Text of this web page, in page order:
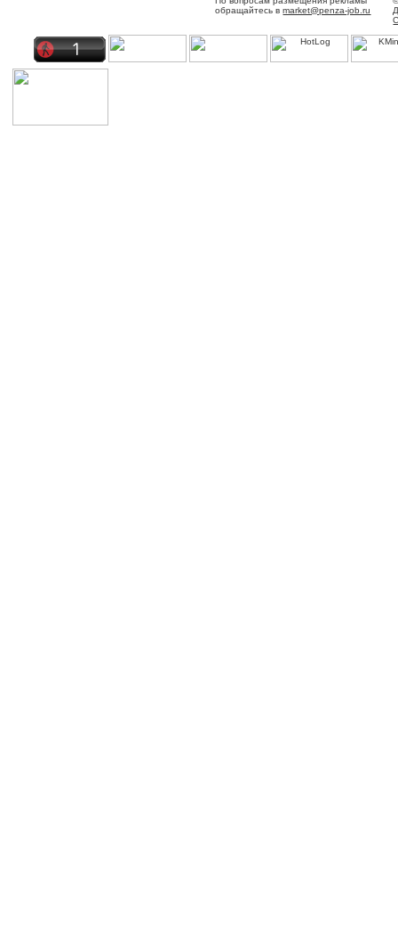
обращайтесь вmarket@penza-job.ru